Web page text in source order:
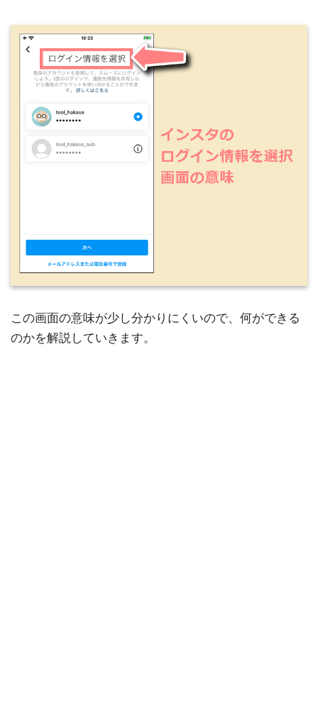
この画面の意味が少し分かりにくいので、何ができる
のかを解説していきます。